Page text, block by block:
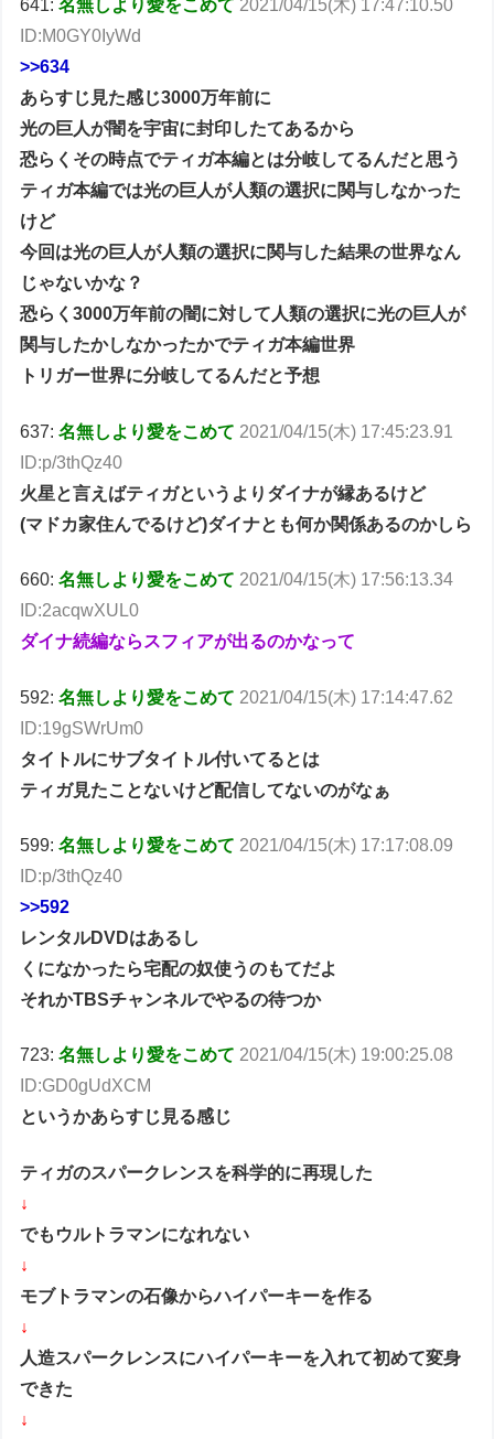
641:名無しより愛をこめて 2021/04/15(木) 17:47:10.50
ID:M0GY0IyWd
>>634
あらすじ見た感じ3000万年前に
光の巨人が闇を宇宙に封印したてあるから
恐らくその時点でティガ本編とは分岐してるんだと思う
ティガ本編では光の巨人が人類の選択に関与しなかった
けど
今回は光の巨人が人類の選択に関与した結果の世界なん
じゃないかな？
恐らく3000万年前の闇に対して人類の選択に光の巨人が
関与したかしなかったかでティガ本編世界
トリガー世界に分岐してるんだと予想
637:名無しより愛をこめて 2021/04/15(木) 17:45:23.91
ID:p/3thQz40
火星と言えばティガというよりダイナが縁あるけど
(マドカ家住んでるけど)ダイナとも何か関係あるのかしら
660:名無しより愛をこめて 2021/04/15(木) 17:56:13.34
ID:2acqwXUL0
ダイナ続編ならスフィアが出るのかなって
592:名無しより愛をこめて 2021/04/15(木) 17:14:47.62
ID:19gSWrUm0
タイトルにサブタイトル付いてるとは
ティガ見たことないけど配信してないのがなぁ
599:名無しより愛をこめて 2021/04/15(木) 17:17:08.09
ID:p/3thQz40
>>592
レンタルDVDはあるし
くになかったら宅配の奴使うのもてだよ
それかTBSチャンネルでやるの待つか
723:名無しより愛をこめて 2021/04/15(木) 19:00:25.08
ID:GD0gUdXCM
というかあらすじ見る感じ
ティガのスパークレンスを科学的に再現した
↓
でもウルトラマンになれない
↓
モブトラマンの石像からハイパーキーを作る
↓
人造スパークレンスにハイパーキーを入れて初めて変身
できた
↓